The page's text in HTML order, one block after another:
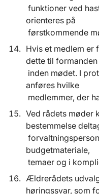
funktioner ved
orienteres på
førstkommende
Hvis et medlem er
dette til formanden
inden mødet. I
anføres hvilke
medlemmer, der
Ved rådets møder
bestemmelse
budgetmateriale,
temaer og i
Ældrerådets
høringssvar, som